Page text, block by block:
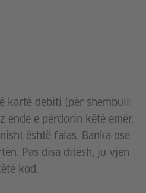
kartë debiti (për shembull:
ende e përdorin këtë emër.
është falas. Banka ose
Pas disa ditësh, ju vjen
kod.